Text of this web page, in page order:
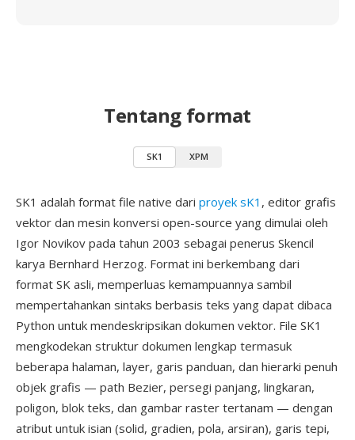
Tentang format
SK1 XPM
SK1 adalah format file native dari proyek sK1 , editor grafis
vektor dan mesin konversi open-source yang dimulai oleh
Igor Novikov pada tahun 2003 sebagai penerus Skencil
karya Bernhard Herzog. Format ini berkembang dari
format SK asli, memperluas kemampuannya sambil
mempertahankan sintaks berbasis teks yang dapat dibaca
Python untuk mendeskripsikan dokumen vektor. File SK1
mengkodekan struktur dokumen lengkap termasuk
beberapa halaman, layer, garis panduan, dan hierarki penuh
objek grafis — path Bezier, persegi panjang, lingkaran,
poligon, blok teks, dan gambar raster tertanam — dengan
atribut untuk isian (solid, gradien, pola, arsiran), garis tepi,